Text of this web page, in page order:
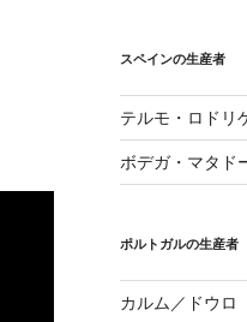
スペインの生産者
テルモ・ロドリ
ボデガ・マタド
ポルトガルの生産者
カルム／ドウロ